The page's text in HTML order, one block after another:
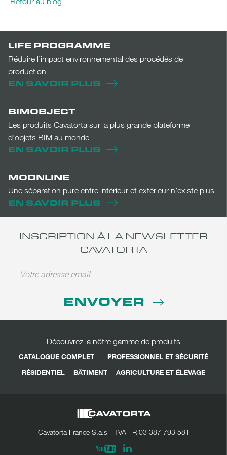
LIFE PROGRAMME
Réduire l’impact environnemental des procédés de
production
EN SAVOIR PLUS
BIMOBJECT
Les produits Cavatorta sur la plus grande plateforme
d'objets BIM au monde
EN SAVOIR PLUS
MOONLINE
Une séparation pure entre intérieur et extérieur n’existe plus
EN SAVOIR PLUS
INSCRIPTION À LA NEWSLETTER
CAVATORTA
ENVOYER
Découvrez la nôtre gamme de produits
CATALOGUE COMPLET
PROFESSIONNEL ET SÉCURITÉ
RÉSIDENTIEL
BÂTIMENT AGRICULTURE ET ÉLEVAGE
Cavatorta France S.a.s - TVA FR 03 387 793 581
Youtube Linkedin